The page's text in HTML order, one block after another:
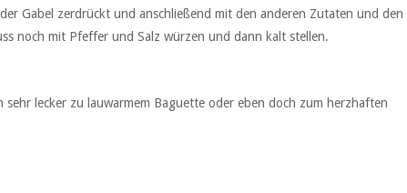
Gabel zerdrückt und anschließend mit den anderen Zutaten und den
noch mit Pfeffer und Salz würzen und dann kalt stellen.
sehr lecker zu lauwarmem Baguette oder eben doch zum herzhaften